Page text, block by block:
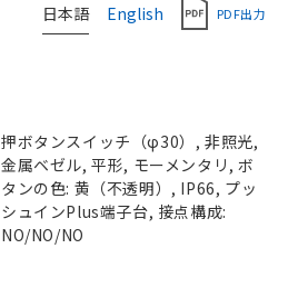
日本語 English PDF出力
押ボタンスイッチ（φ30）, 非照光,
金属ベゼル, 平形, モーメンタリ, ボ
タンの色: 黄（不透明）, IP66, プッ
シュインPlus端子台, 接点構成:
NO/NO/NO